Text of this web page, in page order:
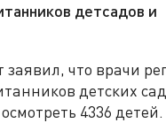
детсадов и
что врачи
детских
4336 детей.